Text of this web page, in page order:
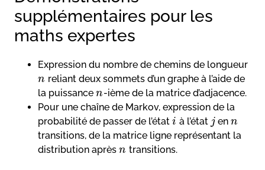
supplémentaires pour les
maths expertes
Expression du nombre de chemins de longueur
n reliant deux sommets d’un graphe à l’aide de
la puissance n-ième de la matrice d’adjacence.
Pour une chaîne de Markov, expression de la
probabilité de passer de l’état i à l’état jen n
transitions, de la matrice ligne représentant la
distribution après n transitions.